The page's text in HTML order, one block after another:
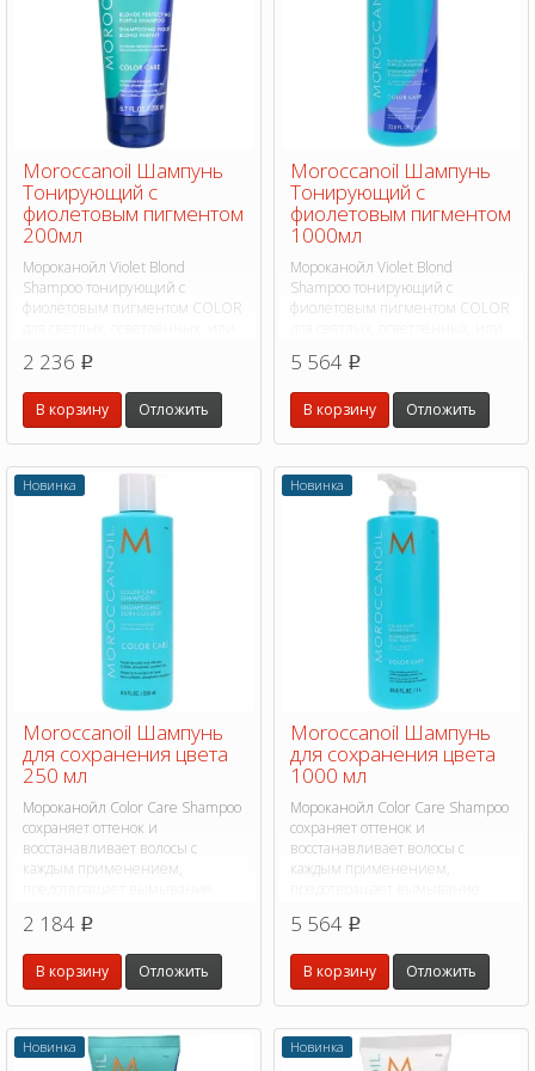
Moroccanoil Шампунь
Тонирующий с
фиолетовым пигментом
200мл
Мороканойл Violet Blond
Shampoo тонирующий с
фиолетовым пигментом COLOR
2 236 p
В корзину Отложить
Moroccanoil Шампунь
Тонирующий с
фиолетовым пигментом
1000мл
Мороканойл Violet Blond
Shampoo тонирующий с
фиолетовым пигментом COLOR
5 564 p
В корзину Отложить
Новинка
Moroccanoil Шампунь
для сохранения цвета
250 мл
Мороканойл Color Care Shampoo
сохраняет оттенок и
восстанавливает волосы с
каждым применением,
2 184 p
В корзину Отложить
Новинка
Moroccanoil Шампунь
для сохранения цвета
1000 мл
Мороканойл Color Care Shampoo
сохраняет оттенок и
восстанавливает волосы с
каждым применением,
5 564 p
В корзину Отложить
Новинка Новинка